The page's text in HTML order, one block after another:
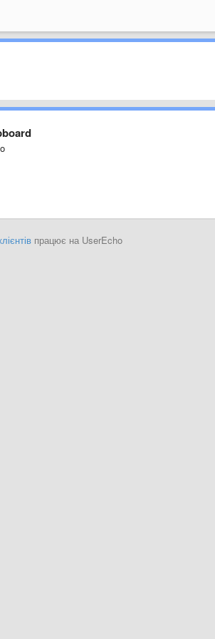
працює на UserEcho